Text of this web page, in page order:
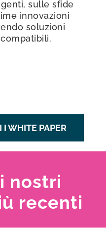
sulle sfide
innovazioni
soluzioni
WHITE PAPER
nostri
recenti